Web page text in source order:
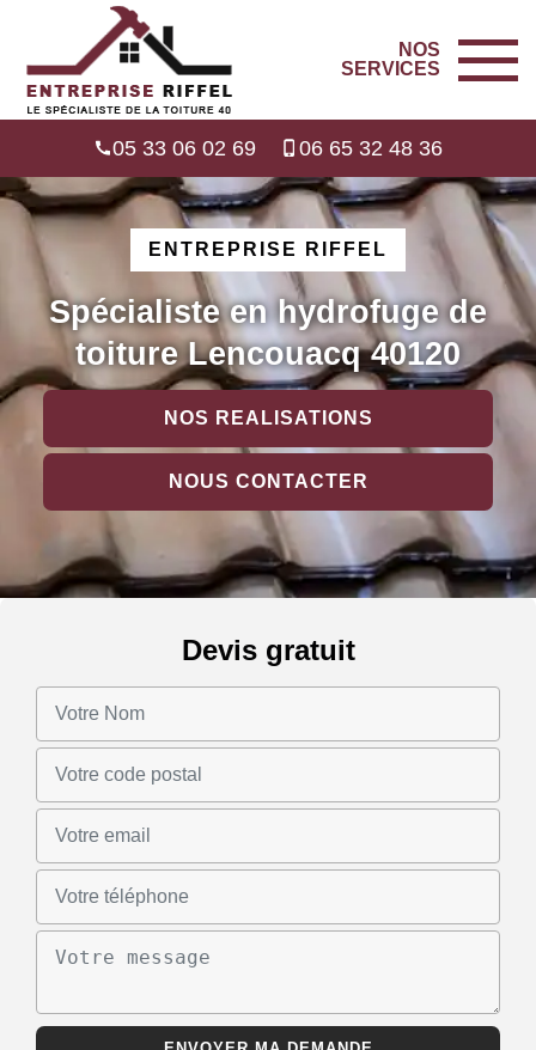
NOS
SERVICES
05 33 06 02 69 06 65 32 48 36
ENTREPRISE RIFFEL
Spécialiste en hydrofuge de
toiture Lencouacq 40120
NOS REALISATIONS
NOUS CONTACTER
Devis gratuit